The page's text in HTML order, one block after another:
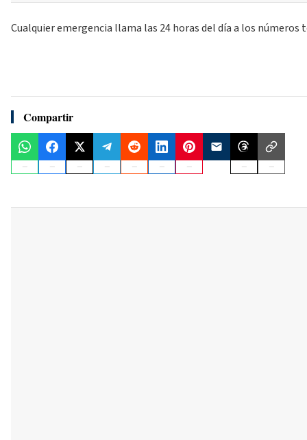
Cualquier emergencia llama las 24 horas del día a los números
Compartir